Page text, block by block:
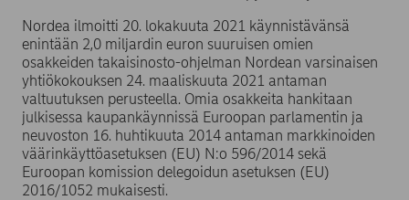
Nordea ilmoitti 20. lokakuuta 2021 käynnistävänsä
enintään 2,0 miljardin euron suuruisen omien
osakkeiden takaisinosto-ohjelman Nordean varsinaisen
yhtiökokouksen 24. maaliskuuta 2021 antaman
valtuutuksen perusteella. Omia osakkeita hankitaan
julkisessa kaupankäynnissä Euroopan parlamentin ja
neuvoston 16. huhtikuuta 2014 antaman markkinoiden
väärinkäyttöasetuksen (EU) N:o 596/2014 sekä
Euroopan komission delegoidun asetuksen (EU)
2016/1052 mukaisesti.